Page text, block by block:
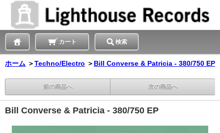
カート 検索
ホーム ＞Techno/Electro ＞ Bill Converse & Patricia - 380/750 EP
前の商品へ 次の商品へ
Bill Converse & Patricia - 380/750 EP